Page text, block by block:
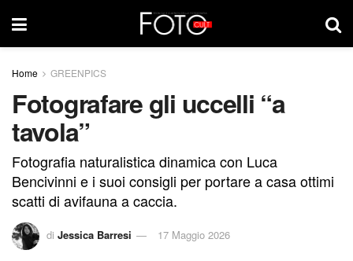
Home GREENPICS
Fotografare gli uccelli “a
tavola”
Fotografia naturalistica dinamica con Luca
Bencivinni e i suoi consigli per portare a casa ottimi
scatti di avifauna a caccia.
di Jessica Barresi 17 Maggio 2026